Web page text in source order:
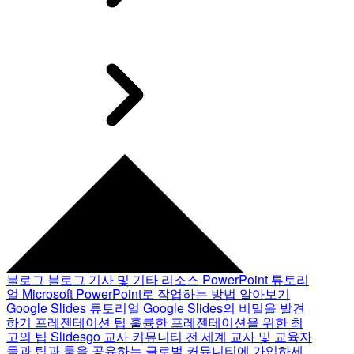
블로그 블로그 기사 및 기타 리소스 PowerPoint 튜토리
얼 Microsoft PowerPoint로 작업하는 방법 알아보기
Google Slides 튜토리얼 Google Slides의 비밀을 발견
하기 프레젠테이션 팁 훌륭한 프레젠테이션을 위한 최
고의 팁 Slidesgo 교사 커뮤니티 전 세계 교사 및 교육자